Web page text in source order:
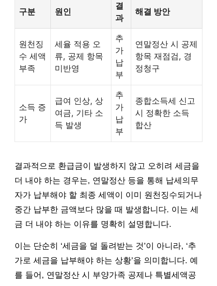
구분 원인
결
과
해결 방안
원천징
수 세액
부족
세율 적용 오
류, 공제 항목
미반영
추
가
납
부
연말정산 시 공제
항목 재점검, 경
정청구
소득 증
가
급여 인상, 상
여금, 기타 소
득 발생
추
가
납
부
종합소득세 신고
시 정확한 소득
합산
결과적으로 환급금이 발생하지 않고 오히려 세금을
더 내야 하는 경우는, 연말정산 등을 통해 납세의무
자가 납부해야 할 최종 세액이 이미 원천징수되거나
중간 납부한 금액보다 많을 때 발생합니다. 이는 세
금 더 내야 하는 이유를 명확히 설명합니다.
이는 단순히 ‘세금을 덜 돌려받는 것’이 아니라, ‘추
가로 세금을 납부해야 하는 상황’을 의미합니다. 예
를 들어, 연말정산 시 부양가족 공제나 특별세액공